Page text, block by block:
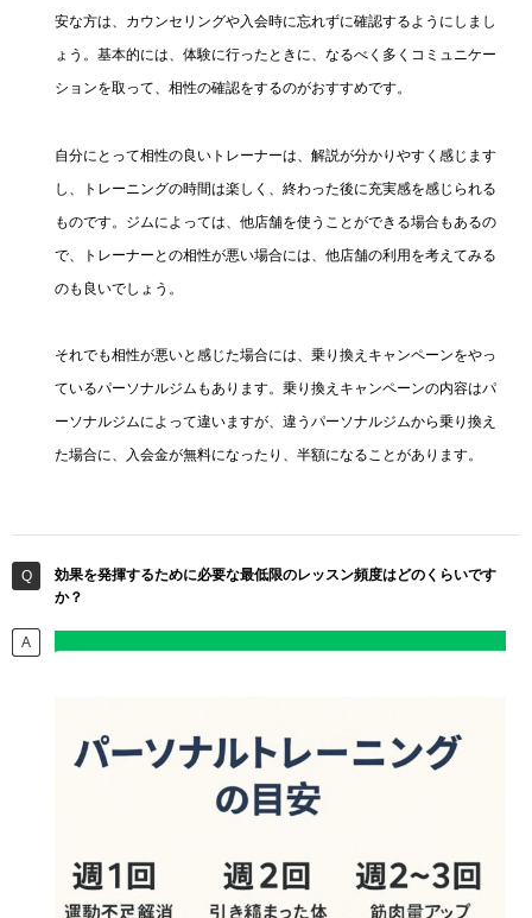
安な方は、カウンセリングや入会時に忘れずに確認するようにしまし
ょう。基本的には、体験に行ったときに、なるべく多くコミュニケー
ションを取って、相性の確認をするのがおすすめです。
自分にとって相性の良いトレーナーは、解説が分かりやすく感じます
し、トレーニングの時間は楽しく、終わった後に充実感を感じられる
ものです。ジムによっては、他店舗を使うことができる場合もあるの
で、トレーナーとの相性が悪い場合には、他店舗の利用を考えてみる
のも良いでしょう。
それでも相性が悪いと感じた場合には、乗り換えキャンペーンをやっ
ているパーソナルジムもあります。乗り換えキャンペーンの内容はパ
ーソナルジムによって違いますが、違うパーソナルジムから乗り換え
た場合に、入会金が無料になったり、半額になることがあります。
効果を発揮するために必要な最低限のレッスン頻度はどのくらいです
か？